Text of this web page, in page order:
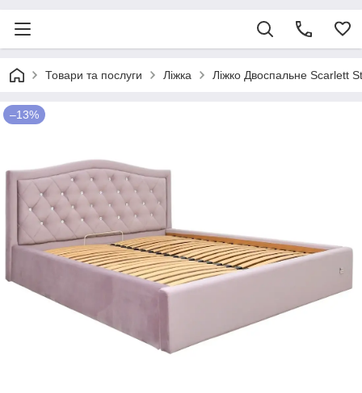
Товари та послуги Ліжка Ліжко Двоспальне Scarlett
–13%